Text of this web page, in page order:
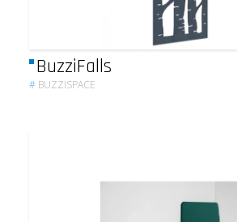
BuzziFalls
# BUZZISPACE